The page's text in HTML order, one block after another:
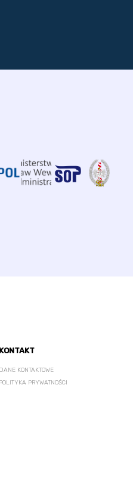
KONTAKT
DANE KONTAKTOWE
POLITYKA PRYWATNOŚCI